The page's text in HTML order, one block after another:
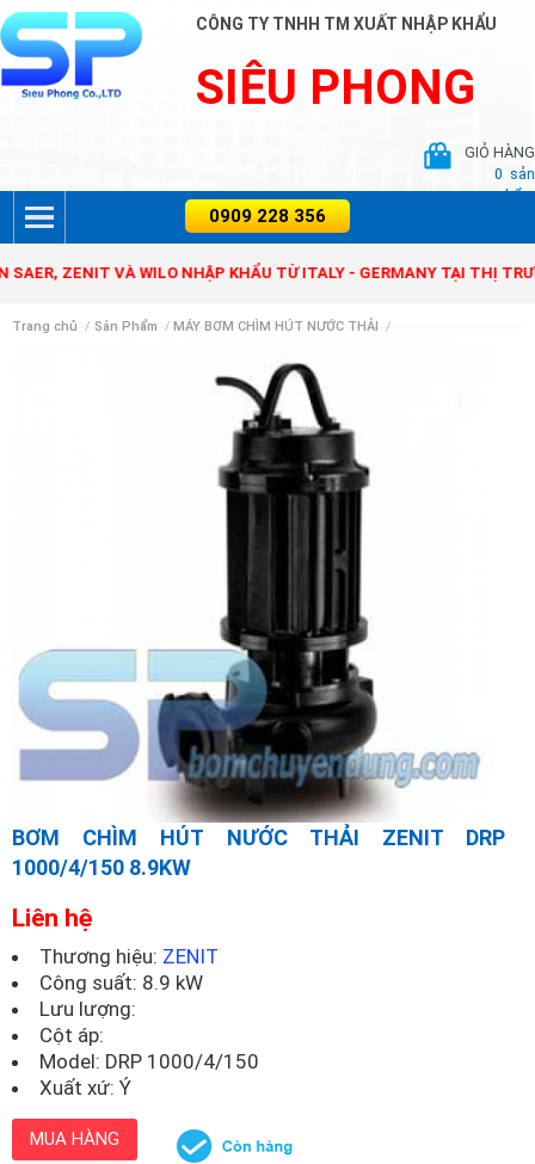
CÔNG TY TNHH TM XUẤT NHẬP KHẨU
SIÊU PHONG
GIỎ HÀNG
0 sản
phẩm
ZENIT VÀ WILO NHẬP KHẨU TỪ ITALY - GERMANY TẠI THỊ TRƯỜNG
Trang chủ / Sản Phẩm / MÁY BƠM CHÌM HÚT NƯỚC THẢI /
BƠM CHÌM HÚT NƯỚC THẢI ZENIT DRP
1000/4/150 8.9KW
Liên hệ
Thương hiệu: ZENIT
Công suất: 8.9 kW
Lưu lượng:
Cột áp:
Model: DRP 1000/4/150
Xuất xứ: Ý
MUA HÀNG